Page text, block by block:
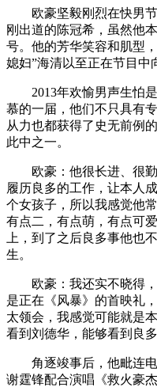
欧豪坚毅刚烈在快男节
刚出道的陈冠希，虽然他
号。他的芳华笑容和肌型
媳妇”海清以至正在节目中
2013年欢愉男声生怕是
慕的一届，他们不只具有
从力也都获得了史无前例
此中之一。
欧豪：他很长进、很勤
履历良多的工作，让本人
个女孩子，所以我感觉他
有点二，有点萌，有点可
上，到了之后良多事他也
生。
欧豪：我还实不晓得，
是正在《风暴》的首映礼
太领会，我感觉可能就是
看到刘德华，能够看到良多
角逐竣事后，他毗连电
谢霆锋配合演唱《救火豪